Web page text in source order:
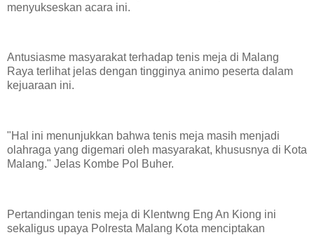
menyukseskan acara ini.
Antusiasme masyarakat terhadap tenis meja di Malang
Raya terlihat jelas dengan tingginya animo peserta dalam
kejuaraan ini.
"Hal ini menunjukkan bahwa tenis meja masih menjadi
olahraga yang digemari oleh masyarakat, khususnya di Kota
Malang." Jelas Kombe Pol Buher.
Pertandingan tenis meja di Klentwng Eng An Kiong ini
sekaligus upaya Polresta Malang Kota menciptakan